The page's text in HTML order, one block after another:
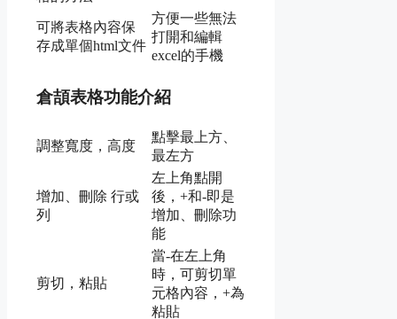
可將表格內容保
存成單個html文件
方便一些無法
打開和編輯
excel的手機
倉頡表格功能介紹
調整寬度，高度
點擊最上方、
最左方
增加、刪除 行或
列
左上角點開
後，+和-即是
增加、刪除功
能
剪切，粘貼
當-在左上角
時，可剪切單
元格內容，+為
粘貼